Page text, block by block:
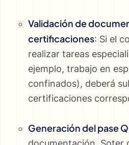
Validación de
certificaciones: Si el
realizar tareas
ejemplo, trabajo en
confinados), deberá
certificaciones
Generación del pase